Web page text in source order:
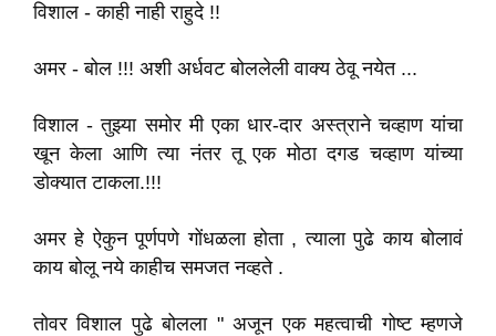
विशाल - काही नाही राहुदे !!
अमर - बोल !!! अशी अर्धवट बोललेली वाक्य ठेवू नयेत ...
विशाल - तुझ्या समोर मी एका धार-दार अस्त्राने चव्हाण यांचा
खून केला आणि त्या नंतर तू एक मोठा दगड चव्हाण यांच्या
डोक्यात टाकला.!!!
अमर हे ऐकुन पूर्णपणे गोंधळला होता , त्याला पुढे काय बोलावं
काय बोलू नये काहीच समजत नव्हते .
तोवर विशाल पुढे बोलला " अजून एक महत्वाची गोष्ट म्हणजे